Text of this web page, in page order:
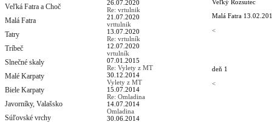
Veľká Fatra a Choč
Malá Fatra
Tatry
Tríbeč
Slnečné skaly
Malé Karpaty
Biele Karpaty
Javorníky, Valašsko
Súľovské vrchy
26.07.2020
Re: vrtulnik
21.07.2020
vrttulnik
13.07.2020
Re: vrtulník
12.07.2020
vrtulník
07.01.2015
Re: Vylety z MT
30.12.2014
Vylety z MT
15.07.2014
Re: Omladina
14.07.2014
Omladina
30.06.2014
Veľký Rozsutec
Malá Fatra
<
deň 1
<